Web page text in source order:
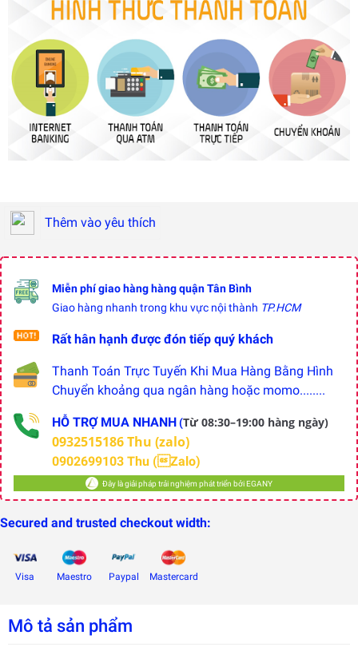
Thêm vào yêu thích
Miễn phí giao hàng hàng quận Tân Bình
Giao hàng nhanh trong khu vực nội thành TP.HCM
Rất hân hạnh được đón tiếp quý khách
Thanh Toán Trực Tuyến Khi Mua Hàng Bằng Hình
Chuyển khoảng qua ngân hàng hoặc momo........
HỖ TRỢ MUA NHANH(Từ 08:30–19:00 hàng ngày)
0932515186 Thu (zalo)
0902699103 Thu (Zalo)
Đây là giải pháp trải nghiệm phát triển bởi EGANY
Secured and trusted checkout width:
Visa Maestro Paypal Mastercard
Mô tả sản phẩm